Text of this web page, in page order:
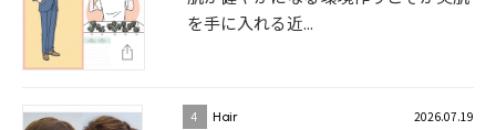
を手に入れる近...
4 Hair 2026.07.19